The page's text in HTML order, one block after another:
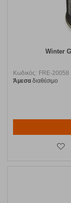
Winter
Κωδικός: FRE-20058
Άμεσα διαθέσιμο